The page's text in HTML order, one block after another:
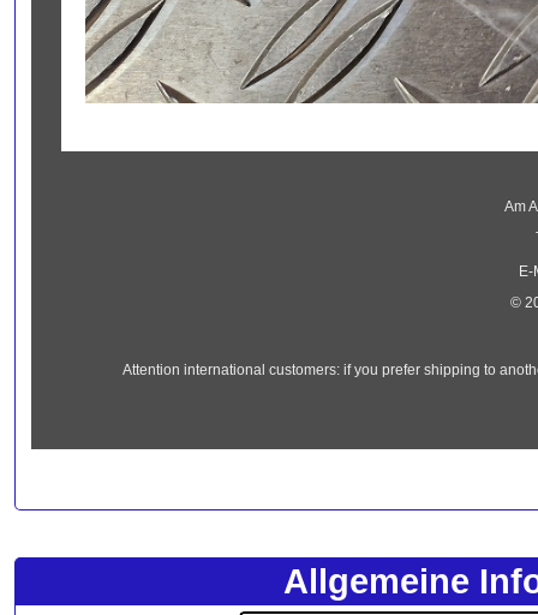
Am
©
Attention international customers: if you prefer shipping to
Allgemeine